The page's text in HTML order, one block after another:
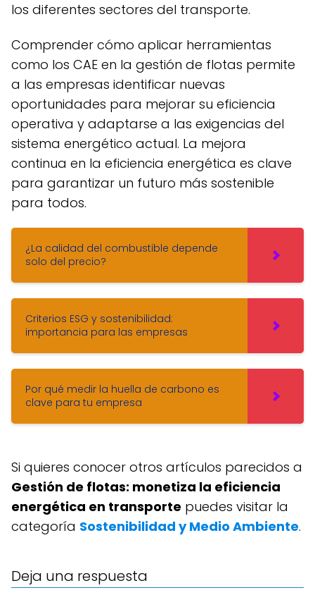
los diferentes sectores del transporte.
Comprender cómo aplicar herramientas
como los CAE en la gestión de flotas permite
a las empresas identificar nuevas
oportunidades para mejorar su eficiencia
operativa y adaptarse a las exigencias del
sistema energético actual. La mejora
continua en la eficiencia energética es clave
para garantizar un futuro más sostenible
para todos.
¿La calidad del combustible depende
solo del precio?
Criterios ESG y sostenibilidad:
importancia para las empresas
Por qué medir la huella de carbono es
clave para tu empresa
Si quieres conocer otros artículos parecidos a
Gestión de flotas: monetiza la eficiencia
energética en transporte puedes visitar la
categoría Sostenibilidad y Medio Ambiente.
Deja una respuesta